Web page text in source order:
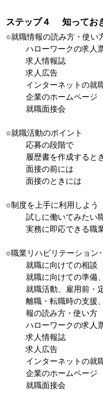
ステップ４ 知ってお
○就職情報の読み方・使い
ハローワークの求人
求人情報誌
求人広告
インターネットの就
企業のホームページ
就職面接会
○就職活動のポイント
応募の段階で
履歴書を作成すると
面接の前には
面接のときには
○制度を上手に利用しよう
試しに働いてみたい
実務に即応できる職
○職業リハビリテーション
就職に向けての相談
就職に向けての準備
就職活動、雇用前・
離職・転職時の支援
報の読み方・使い方
ハローワークの求人
求人情報誌
求人広告
インターネットの就
企業のホームページ
就職面接会